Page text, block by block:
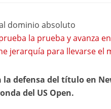
dominio absoluto
la prueba y avanza
jerarquía para llevarse el
la defensa del título en
del US Open.